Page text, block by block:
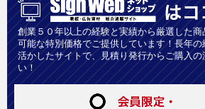
創業５０年以上の経験と実績から厳選した
可能な特別価格でご提供しています！長年
活かしたサイトで、見積り発行からご購入
い！